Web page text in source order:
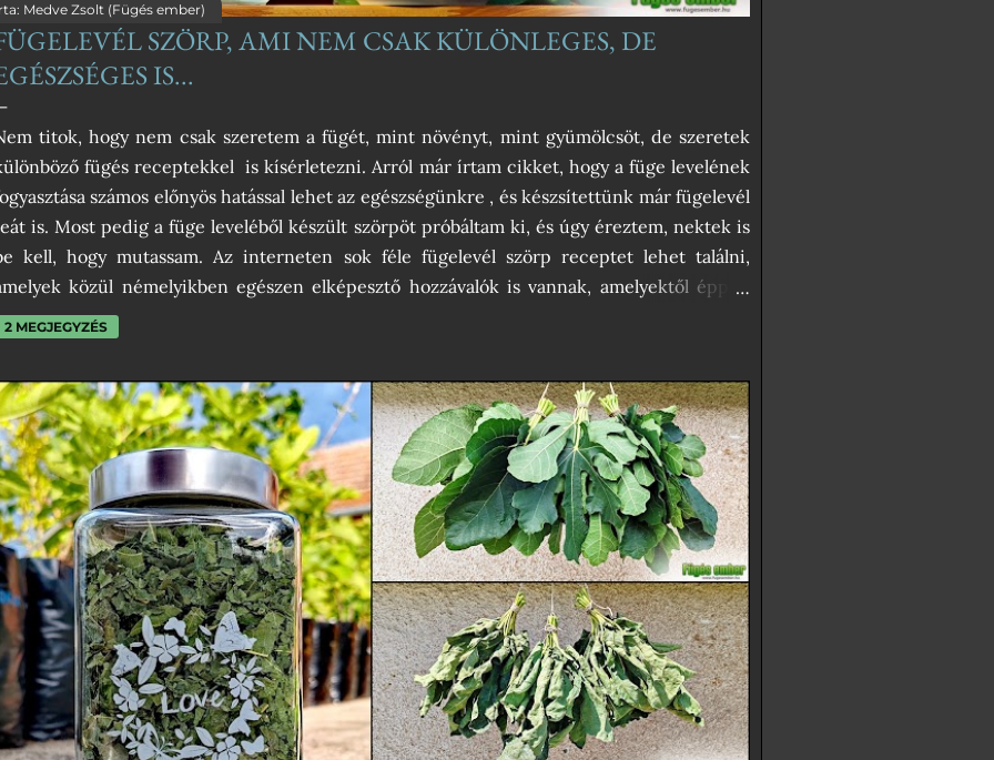
Medve Zsolt (Fügés ember)
SZÖRP, AMI NEM CSAK KÜLÖNLEGES, DE
IS...
titok, hogy nem csak szeretem a fügét, mint növényt, mint gyümölcsöt, de szeretek
fügés receptekkel is kísérletezni. Arról már írtam cikket, hogy a füge levelének
számos előnyös hatással lehet az egészségünkre , és készsítettünk már fügelevél
is. Most pedig a füge leveléből készült szörpöt próbáltam ki, és úgy éreztem, nektek is
kell, hogy mutassam. Az interneten sok féle fügelevél szörp receptet lehet találni,
közül némelyikben egészen elképesztő hozzávalók is vannak, amelyektől éppen
csak pont egészséges nem lesz. Én az egyszerűségben hiszek, és abban, hogy a befőzés
Ha pedig a kristálycukrot helyettesítjük valamilyen édesítőszerrel, akkor még
egészséges lesz a végeredmény. A fügelevélből főzött szörpnek kimondottan
íze van, ami vagy ízleni fog, vagy nem. Nekem nagyon ízlik, kimondottan frissítő
szódával, szó...
2 MEGJEGYZÉS